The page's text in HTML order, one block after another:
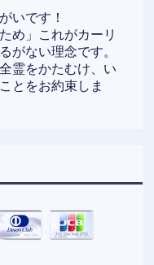
いです！
め」これがカーリ
がない理念です。
霊をかたむけ、い
とをお約束しま